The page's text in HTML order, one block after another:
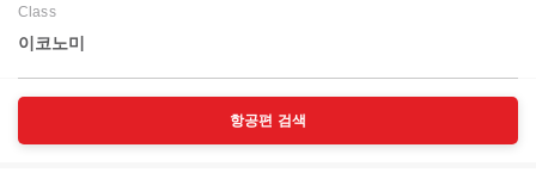
Class
이코노미
항공편 검색